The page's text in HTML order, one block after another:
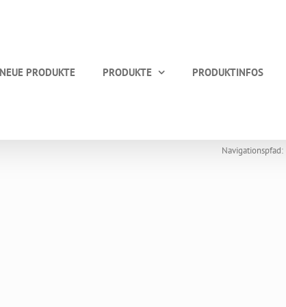
NEUE PRODUKTE PRODUKTE PRODUKTINFOS
Navigationspfad: